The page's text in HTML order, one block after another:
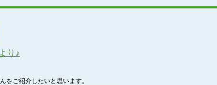
り♪
をご紹介したいと思います。